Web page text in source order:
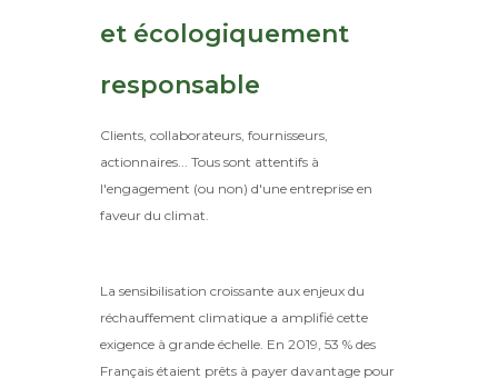
et écologiquement
responsable
Clients, collaborateurs, fournisseurs,
actionnaires... Tous sont attentifs à
l'engagement (ou non) d'une entreprise en
faveur du climat.
La sensibilisation croissante aux enjeux du
réchauffement climatique a amplifié cette
exigence à grande échelle. En 2019, 53 % des
Français étaient prêts à payer davantage pour